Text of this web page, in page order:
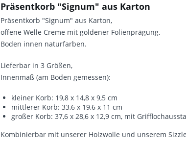
Präsentkorb "Signum" aus Karton
Präsentkorb "Signum" aus Karton,
offene Welle Creme mit goldener Folienprägung.
Boden innen naturfarben.
Lieferbar in 3 Größen,
Innenmaß (am Boden gemessen):
kleiner Korb: 19,8 x 14,8 x 9,5 cm
mittlerer Korb: 33,6 x 19,6 x 11 cm
großer Korb: 37,6 x 28,6 x 12,9 cm, mit
Kombinierbar mit unserer Holzwolle und unserem